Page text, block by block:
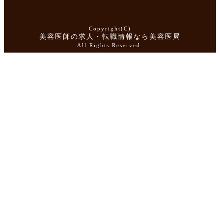
Copyright(C)
美容医師の求人・転職情報なら美容医局
All Rights Reserved.